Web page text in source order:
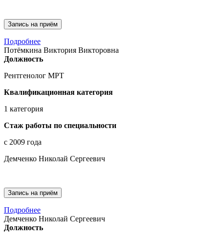
Рентгенолог МРТ
Запись на приём
Подробнее
Потёмкина Виктория Викторовна
Должность
Рентгенолог МРТ
Квалификационная категория
1 категория
Стаж работы по специальности
с 2009 года
Демченко Николай Сергеевич
Запись на приём
Подробнее
Демченко Николай Сергеевич
Должность